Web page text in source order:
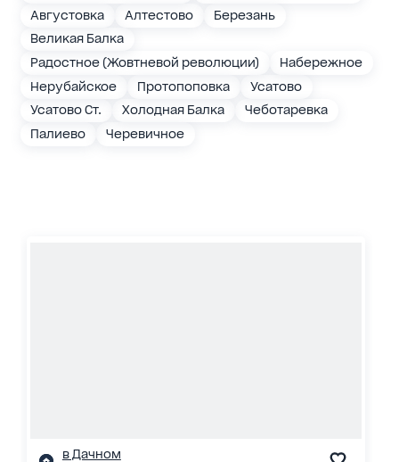
Августовка
Алтестово
Березань
Великая Балка
Радостное (Жовтневой революции)
Набережное
Нерубайское
Протопоповка
Усатово
Усатово Ст.
Холодная Балка
Чеботаревка
Палиево
Черевичное
в Дачном